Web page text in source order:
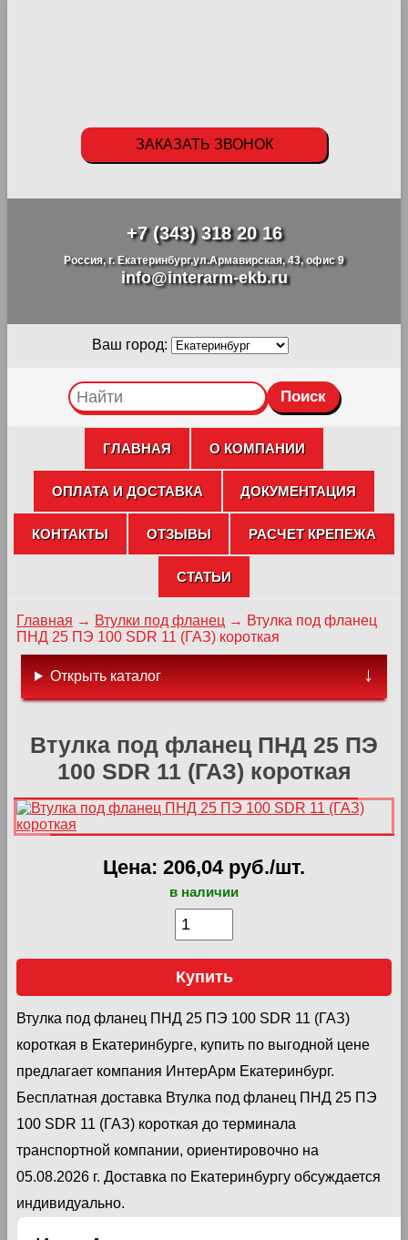
+7 (343) 318 20 16
Россия, г. Екатеринбург,ул.Армавирская, 43, офис 9
info@interarm-ekb.ru
ЗАКАЗАТЬ ЗВОНОК
Ваш город:
ГЛАВНАЯ О КОМПАНИИ
ОПЛАТА И ДОСТАВКА ДОКУМЕНТАЦИЯ
КОНТАКТЫ ОТЗЫВЫ РАСЧЕТ КРЕПЕЖА
СТАТЬИ
Главная → Втулки под фланец → Втулка под фланец
ПНД 25 ПЭ 100 SDR 11 (ГАЗ) короткая
Втулка под фланец ПНД 25 ПЭ
100 SDR 11 (ГАЗ) короткая
Цена: 206,04 руб./шт.
в наличии
Купить
Втулка под фланец ПНД 25 ПЭ 100 SDR 11 (ГАЗ)
короткая в Екатеринбурге, купить по выгодной цене
предлагает компания ИнтерАрм Екатеринбург.
Бесплатная доставка Втулка под фланец ПНД 25 ПЭ
100 SDR 11 (ГАЗ) короткая до терминала
транспортной компании, ориентировочно на
05.08.2026 г. Доставка по Екатеринбургу обсуждается
индивидуально.
Открыть каталог